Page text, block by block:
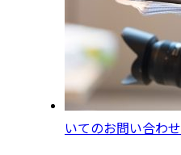
いてのお問い合わせ